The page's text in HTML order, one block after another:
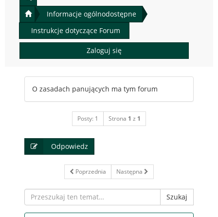
Informacje ogólnodostępne
Instrukcje dotyczące Forum
Zaloguj się
O zasadach panujących ma tym forum
Posty: 1 Strona 1 z 1
Odpowiedz
Poprzednia Następna
Szukaj